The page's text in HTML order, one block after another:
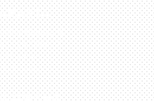
Boulevard
Surya 3 Blok h2,
Jakarta –
Indonesia